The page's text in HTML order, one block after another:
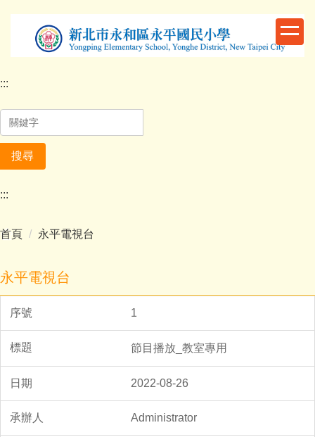
內
區
:::
搜尋
:::
首頁 永平電視台
永平電視台
1
節目播放_教室專用
2022-08-26
Administrator